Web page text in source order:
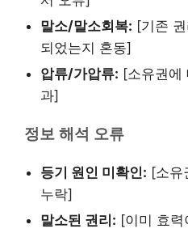
말소/말소회복: [기존
되었는지 혼동]
압류/가압류: [소유권에
과]
정보 해석 오류
등기 원인 미확인: [소유
누락]
말소된 권리: [이미 효